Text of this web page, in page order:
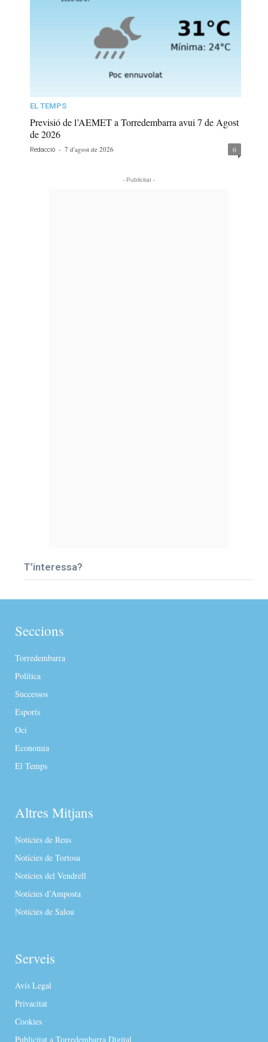
EL TEMPS
Previsió de l’AEMET a Torredembarra avui 7 de Agost
de 2026
Redacció - 7 d'agost de 2026 0
- Publicitat -
T’interessa?
Seccions
Torredembarra
Política
Successos
Esports
Oci
Economia
El Temps
Altres Mitjans
Notícies de Reus
Notícies de Tortosa
Notícies del Vendrell
Notícies d’Amposta
Notícies de Salou
Serveis
Avís Legal
Privacitat
Cookies
Publicitat a Torredembarra Digital